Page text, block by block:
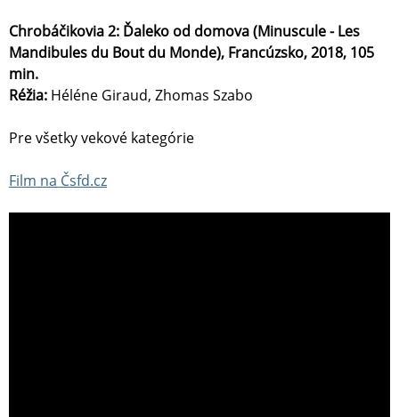
Chrobáčikovia 2: Ďaleko od domova (Minuscule - Les
Mandibules du Bout du Monde), Francúzsko, 2018, 105
min.
Réžia: Héléne Giraud, Zhomas Szabo
Pre všetky vekové kategórie
Film na Čsfd.cz